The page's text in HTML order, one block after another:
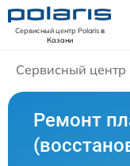
Сервисный центр Polarisв
Казани
Сервисный центр
Ремонт